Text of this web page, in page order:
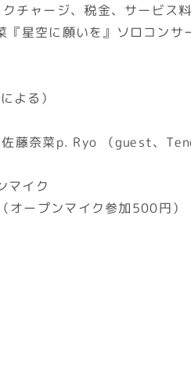
チャージ、税金、サービス
空に願いを』ソロコンサ
る）
藤奈菜p. Ryo （guest、
イク
オープンマイク参加500円）